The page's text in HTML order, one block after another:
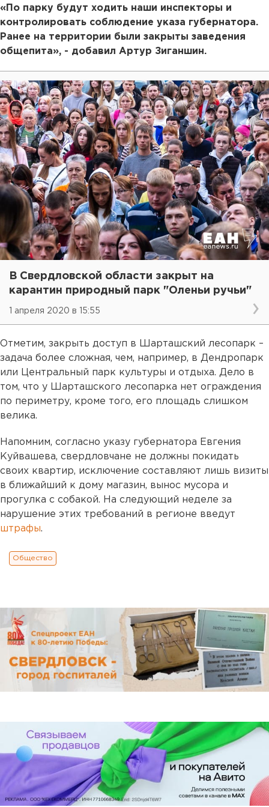
«По парку будут ходить наши инспекторы и
контролировать соблюдение указа губернатора.
Ранее на территории были закрыты заведения
общепита», - добавил Артур Зиганшин.
В Свердловской области закрыт на
карантин природный парк "Оленьи ручьи"
1 апреля 2020 в 15:55
Отметим, закрыть доступ в Шарташский лесопарк –
задача более сложная, чем, например, в Дендропарк
или Центральный парк культуры и отдыха. Дело в
том, что у Шарташского лесопарка нет ограждения
по периметру, кроме того, его площадь слишком
велика.
Напомним, согласно указу губернатора Евгения
Куйвашева, свердловчане не должны покидать
своих квартир, исключение составляют лишь визиты
в ближайший к дому магазин, вынос мусора и
прогулка с собакой. На следующий неделе за
нарушение этих требований в регионе введут
штрафы.
Общество